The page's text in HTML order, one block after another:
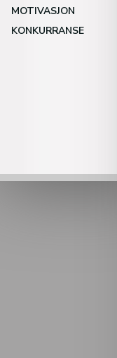
MOTIVASJON
KONKURRANSE